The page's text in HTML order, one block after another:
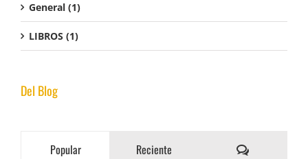
General (1)
LIBROS (1)
Del Blog
Popular Reciente Comentarios